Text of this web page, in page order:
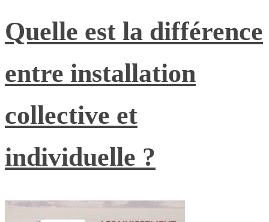
Quelle est la différence
entre installation
collective et
individuelle ?